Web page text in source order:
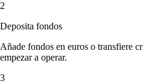
2
Deposita fondos
Añade fondos en euros o transfiere
empezar a operar.
3